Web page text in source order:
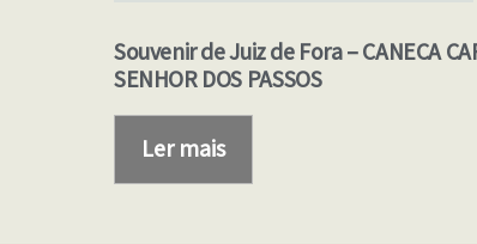
Souvenir de Juiz de Fora – CANECA
SENHOR DOS PASSOS
Ler mais